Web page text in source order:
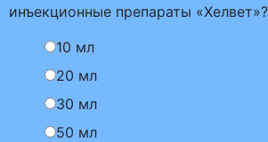
инъекционные препараты «Хелвет»?
10 мл
20 мл
30 мл
50 мл